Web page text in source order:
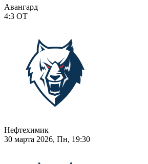
Авангард
4:3 ОТ
Нефтехимик
30 марта 2026, Пн, 19:30